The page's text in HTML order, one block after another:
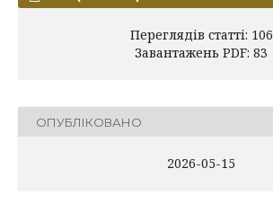
Переглядів статті: 106
Завантажень PDF: 83
ОПУБЛІКОВАНО
2026-05-15